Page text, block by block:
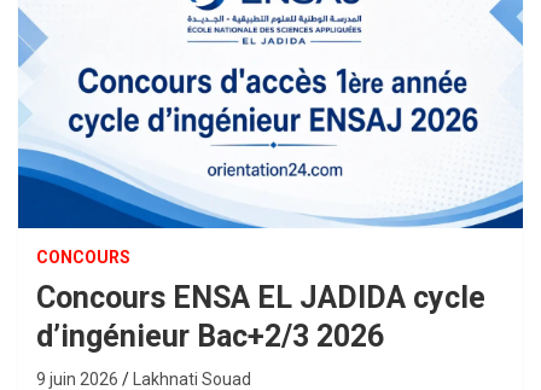
CONCOURS
Concours ENSA EL JADIDA cycle
d’ingénieur Bac+2/3 2026
9 juin 2026 Lakhnati Souad